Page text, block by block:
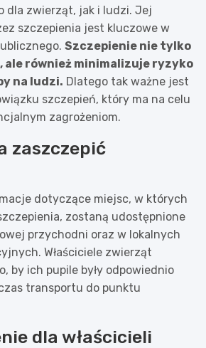
dla zwierząt, jak i ludzi. Jej
szczepienia jest kluczowe w
Szczepienie nie tylko
również minimalizuje ryzyko
na ludzi. Dlatego tak ważne jest
szczepień, który ma na celu
zagrożeniom.
zaszczepić
dotyczące miejsc, w których
zostaną udostępnione
przychodni oraz w lokalnych
Właściciele zwierząt
by ich pupile były odpowiednio
transportu do punktu
dla właścicieli